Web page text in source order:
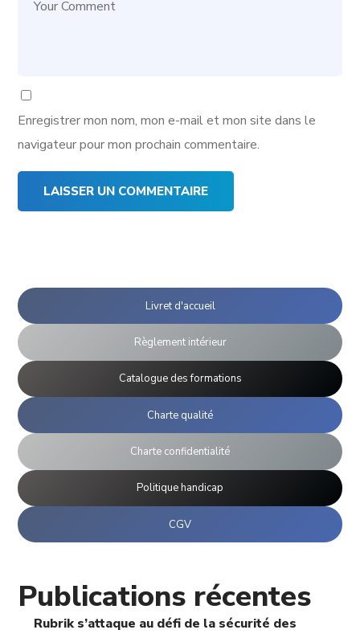
Enregistrer mon nom, mon e-mail et mon site dans le
navigateur pour mon prochain commentaire.
Livret d'accueil
Règlement intérieur
Catalogue des formations
Charte qualité
Charte confidentialité
Politique handicap
CGV
Publications récentes
Rubrik s’attaque au défi de la sécurité des